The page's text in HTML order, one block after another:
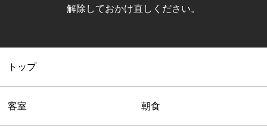
解除しておかけ直しください。
トップ
客室 朝食